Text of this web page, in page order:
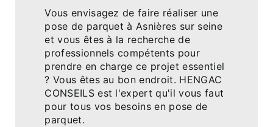
Vous envisagez de faire réaliser une
pose de parquet à Asnières sur seine
et vous êtes à la recherche de
professionnels compétents pour
prendre en charge ce projet essentiel
? Vous êtes au bon endroit. HENGAC
CONSEILS est l'expert qu'il vous faut
pour tous vos besoins en pose de
parquet.